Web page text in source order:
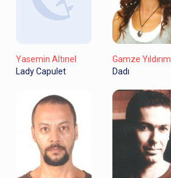
Yasemin Altınel
Lady Capulet
Gamze Yıldırım
Dadı